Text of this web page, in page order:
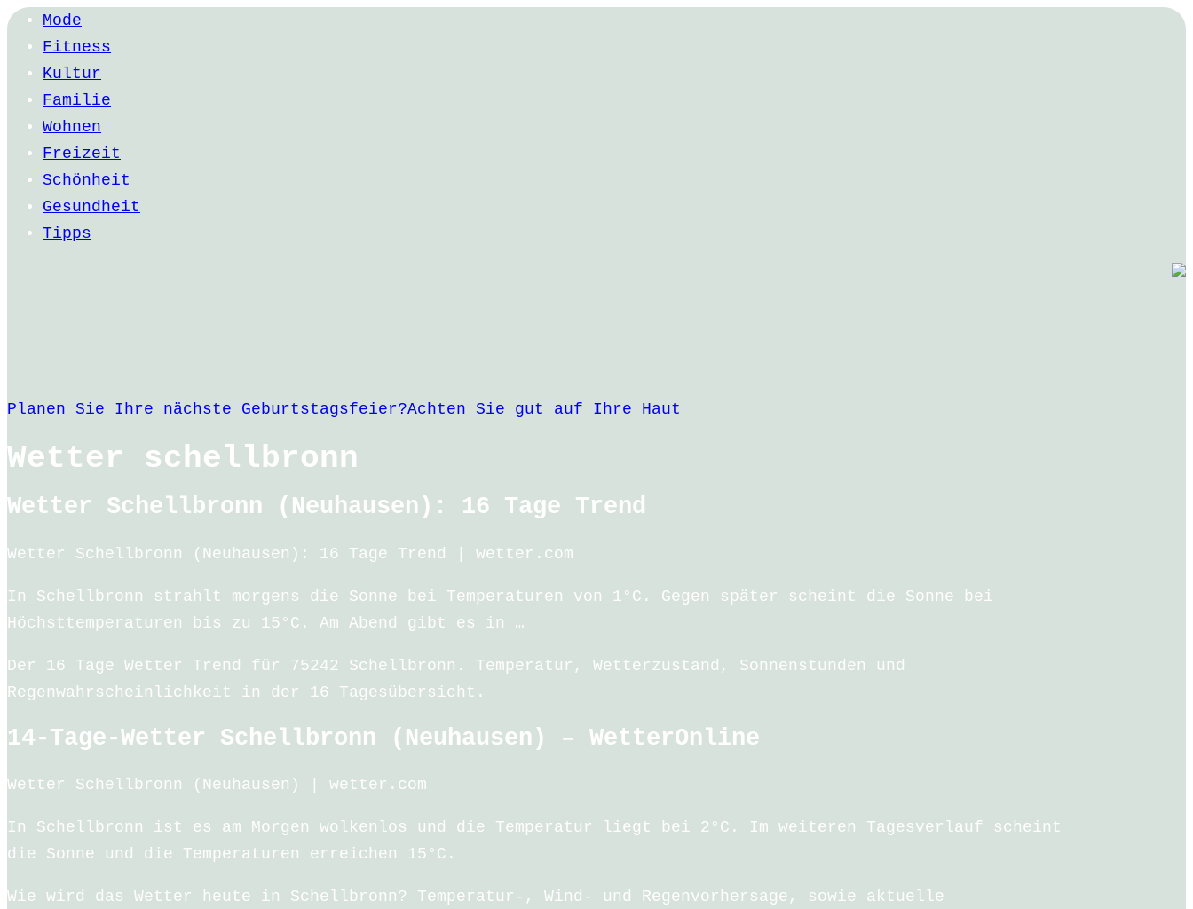
Mode
Fitness
Kultur
Familie
Wohnen
Freizeit
Schönheit
Gesundheit
Tipps
Planen Sie Ihre nächste Geburtstagsfeier?Achten Sie gut auf Ihre Haut
Wetter schellbronn
Wetter Schellbronn (Neuhausen): 16 Tage Trend
Wetter Schellbronn (Neuhausen): 16 Tage Trend | wetter.com
In Schellbronn strahlt morgens die Sonne bei Temperaturen von 1°C. Gegen später scheint die Sonne bei
Höchsttemperaturen bis zu 15°C. Am Abend gibt es in …
Der 16 Tage Wetter Trend für 75242 Schellbronn. Temperatur, Wetterzustand, Sonnenstunden und
Regenwahrscheinlichkeit in der 16 Tagesübersicht.
14-Tage-Wetter Schellbronn (Neuhausen) – WetterOnline
Wetter Schellbronn (Neuhausen) | wetter.com
In Schellbronn ist es am Morgen wolkenlos und die Temperatur liegt bei 2°C. Im weiteren Tagesverlauf scheint
die Sonne und die Temperaturen erreichen 15°C.
Wie wird das Wetter heute in Schellbronn? Temperatur-, Wind- und Regenvorhersage, sowie aktuelle